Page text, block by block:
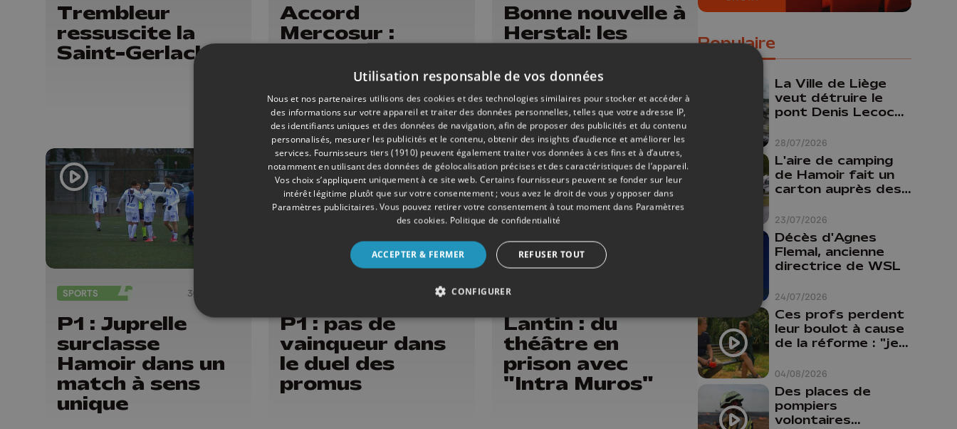
Trembleur
ressuscite la
Saint-Gerlach
Accord
Mercosur :
manifestations
et nouveaux
blocages des
agriculteurs
Bonne nouvelle à
Herstal: les
tram ont débuté
SPORTS 30/11/2025
P1 : Juprelle
surclasse
Hamoir dans un
match à sens
unique
13/10/2025
P1 : pas de
vainqueur dans
le duel des
promus
CULTURE
Lantin : du
théâtre en
prison avec
"Intra Muros"
Populaire
28/07/2026
La Ville de Liège
veut détruire le
pont Denis Lecocq
budget pour le
faire
23/07/2026
L'aire de camping
de Hamoir fait un
carton auprès des
24/07/2026
Décès d'Agnes
Flemal, ancienne
directrice de WSL
04/08/2026
Ces profs perdent
leur boulot à cause
de la réforme : "je
comme prof que
comme
pharmacienne"
Des places de
pompiers
volontaires
Utilisation responsable de vos données
Nous et nos partenaires utilisons des cookies et des technologies similaires pour stocker et accéder à
des informations sur votre appareil et traiter des données personnelles, telles que votre adresse IP,
des identifiants uniques et des données de navigation, afin de proposer des publicités et du contenu
personnalisés, mesurer les publicités et le contenu, obtenir des insights d’audience et améliorer les
services. Fournisseurs tiers (1910) peuvent également traiter vos données à ces fins et à d’autres,
notamment en utilisant des données de géolocalisation précises et des caractéristiques de l’appareil.
Vos choix s’appliquent uniquement à ce site web. Certains fournisseurs peuvent se fonder sur leur
intérêt légitime plutôt que sur votre consentement ; vous avez le droit de vous y opposer dans
Paramètres publicitaires. Vous pouvez retirer votre consentement à tout moment dans Paramètres
des cookies. Politique de confidentialité
ACCEPTER & FERMER REFUSER TOUT
CONFIGURER